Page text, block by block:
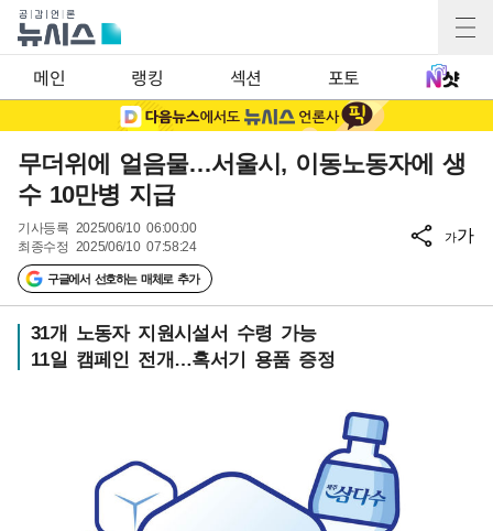
메인 랭킹 섹션 포토
무더위에 얼음물…서울시, 이동노동자에 생
수 10만병 지급
기사등록 2025/06/10 06:00:00
최종수정 2025/06/10 07:58:24
구글에서 선호하는 매체로 추가
가가
31개 노동자 지원시설서 수령 가능
11일 캠페인 전개…혹서기 용품 증정